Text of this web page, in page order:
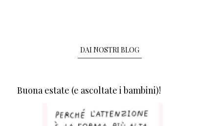
DAI NOSTRI BLOG
Buona estate (e ascoltate i bambini)!